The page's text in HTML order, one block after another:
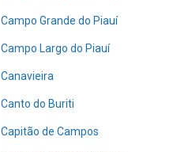
Campo Grande do Piauí
Campo Largo do Piauí
Canavieira
Canto do Buriti
Capitão de Campos